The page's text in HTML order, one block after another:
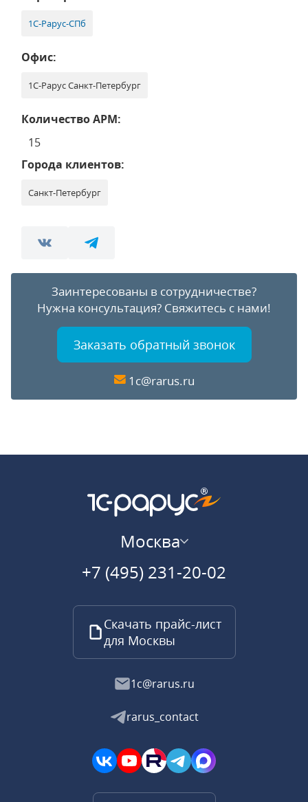
1С-Рарус-СПб
Офис:
1С-Рарус Санкт-Петербург
Количество АРМ:
15
Города клиентов:
Санкт-Петербург
Заинтересованы в сотрудничестве?
Нужна консультация? Свяжитесь с нами!
Заказать обратный звонок
1c@rarus.ru
Москва
+7 (495) 231-20-02
Скачать прайс-лист
для Москвы
1c@rarus.ru
rarus_contact